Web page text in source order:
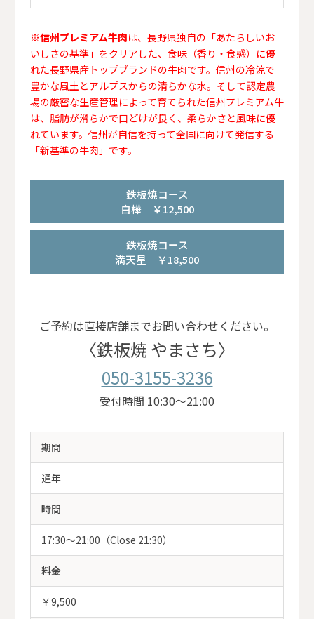
※信州プレミアム牛肉は、長野県独自の「あたらしいお
いしさの基準」をクリアした、食味（香り・食感）に優
れた長野県産トップブランドの牛肉です。信州の冷涼で
豊かな風土とアルプスからの清らかな水。そして認定農
場の厳密な生産管理によって育てられた信州プレミアム牛
は、脂肪が滑らかで口どけが良く、柔らかさと風味に優
れています。信州が自信を持って全国に向けて発信する
「新基準の牛肉」です。
鉄板焼コース
白樺 ￥12,500
鉄板焼コース
満天星 ￥18,500
ご予約は直接店舗までお問い合わせください。
〈鉄板焼 やまさち〉
050-3155-3236
受付時間 10:30～21:00
期間
通年
時間
17:30～21:00（Close 21:30）
料金
￥9,500